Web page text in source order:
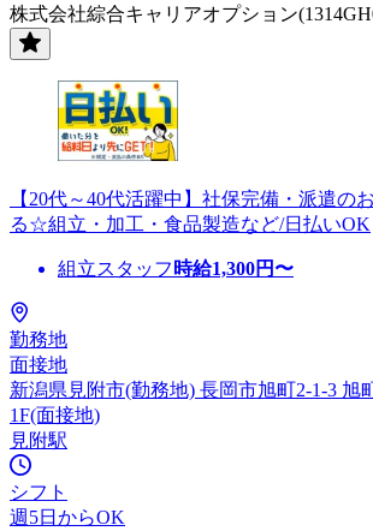
株式会社綜合キャリアオプション
【20代～40代活躍中】社保完備・派遣の
る☆組立・加工・食品製造など/日払いOK
組立スタッフ 時給1,300円〜
勤務地
面接地
新潟県見附市(勤務地) 長岡市旭町2-1-3 旭
1F(面接地)
見附駅
シフト
週5日からOK